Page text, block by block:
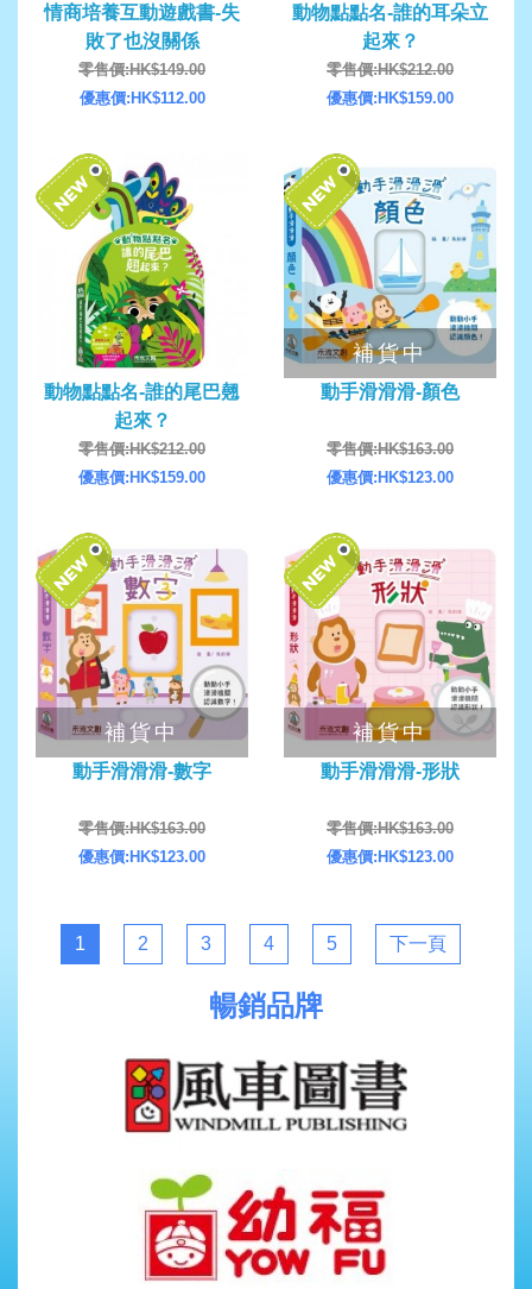
情商培養互動遊戲書-失
敗了也沒關係
零售價:HK$149.00
優惠價:HK$112.00
動物點點名-誰的耳朵立
起來？
零售價:HK$212.00
優惠價:HK$159.00
動物點點名-誰的尾巴翹
起來？
零售價:HK$212.00
優惠價:HK$159.00
補貨中
動手滑滑滑-顏色
零售價:HK$163.00
優惠價:HK$123.00
補貨中
動手滑滑滑-數字
零售價:HK$163.00
優惠價:HK$123.00
補貨中
動手滑滑滑-形狀
零售價:HK$163.00
優惠價:HK$123.00
1 2 3 4 5 下一頁
暢銷品牌